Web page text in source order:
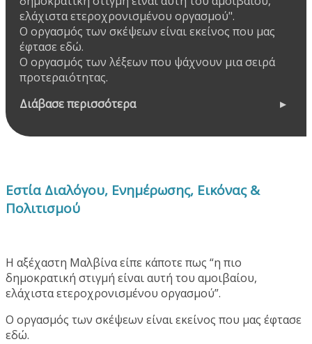
ελάχιστα ετεροχρονισμένου οργασμού".
Ο οργασμός των σκέψεων είναι εκείνος που μας
έφτασε εδώ.
Ο οργασμός των λέξεων που ψάχνουν μια σειρά
προτεραιότητας.
Διάβασε περισσότερα
Εστία Διαλόγου, Ενημέρωσης, Εικόνας &
Πολιτισμού
Η αξέχαστη Μαλβίνα είπε κάποτε πως “η πιο
δημοκρατική στιγμή είναι αυτή του αμοιβαίου,
ελάχιστα ετεροχρονισμένου οργασμού”.
Ο οργασμός των σκέψεων είναι εκείνος που μας έφτασε
εδώ.